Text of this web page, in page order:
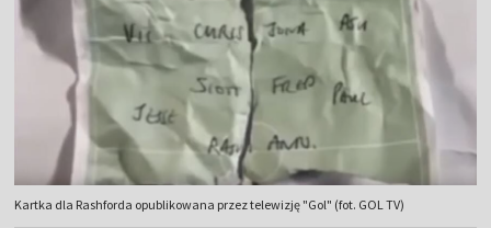
Kartka dla Rashforda opublikowana przez telewizję "Gol" (fot. GOL TV)